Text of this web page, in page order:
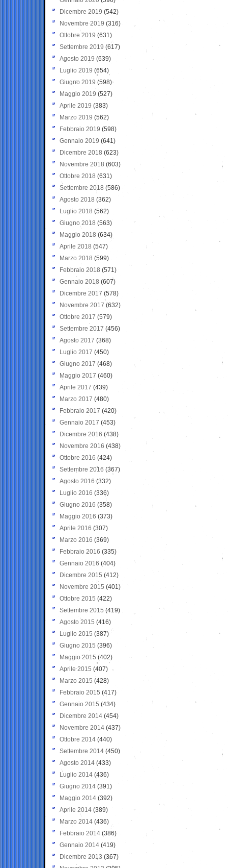
Dicembre 2019 (542)
Novembre 2019 (316)
Ottobre 2019 (631)
Settembre 2019 (617)
Agosto 2019 (639)
Luglio 2019 (654)
Giugno 2019 (598)
Maggio 2019 (527)
Aprile 2019 (383)
Marzo 2019 (562)
Febbraio 2019 (598)
Gennaio 2019 (641)
Dicembre 2018 (623)
Novembre 2018 (603)
Ottobre 2018 (631)
Settembre 2018 (586)
Agosto 2018 (362)
Luglio 2018 (562)
Giugno 2018 (563)
Maggio 2018 (634)
Aprile 2018 (547)
Marzo 2018 (599)
Febbraio 2018 (571)
Gennaio 2018 (607)
Dicembre 2017 (578)
Novembre 2017 (632)
Ottobre 2017 (579)
Settembre 2017 (456)
Agosto 2017 (368)
Luglio 2017 (450)
Giugno 2017 (468)
Maggio 2017 (460)
Aprile 2017 (439)
Marzo 2017 (480)
Febbraio 2017 (420)
Gennaio 2017 (453)
Dicembre 2016 (438)
Novembre 2016 (438)
Ottobre 2016 (424)
Settembre 2016 (367)
Agosto 2016 (332)
Luglio 2016 (336)
Giugno 2016 (358)
Maggio 2016 (373)
Aprile 2016 (307)
Marzo 2016 (369)
Febbraio 2016 (335)
Gennaio 2016 (404)
Dicembre 2015 (412)
Novembre 2015 (401)
Ottobre 2015 (422)
Settembre 2015 (419)
Agosto 2015 (416)
Luglio 2015 (387)
Giugno 2015 (396)
Maggio 2015 (402)
Aprile 2015 (407)
Marzo 2015 (428)
Febbraio 2015 (417)
Gennaio 2015 (434)
Dicembre 2014 (454)
Novembre 2014 (437)
Ottobre 2014 (440)
Settembre 2014 (450)
Agosto 2014 (433)
Luglio 2014 (436)
Giugno 2014 (391)
Maggio 2014 (392)
Aprile 2014 (389)
Marzo 2014 (436)
Febbraio 2014 (386)
Gennaio 2014 (419)
Dicembre 2013 (367)